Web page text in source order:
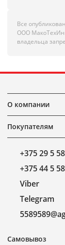
Все
ООО
владельца
О компании
Покупателям
+375 29 5
+375 44 5
Viber
Telegram
Самовывоз